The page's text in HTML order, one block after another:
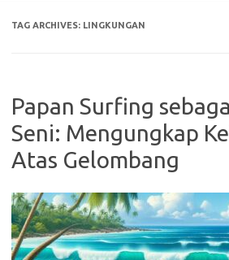
TAG ARCHIVES: LINGKUNGAN
Papan Surfing
Seni: Mengungkap
Atas Gelombang